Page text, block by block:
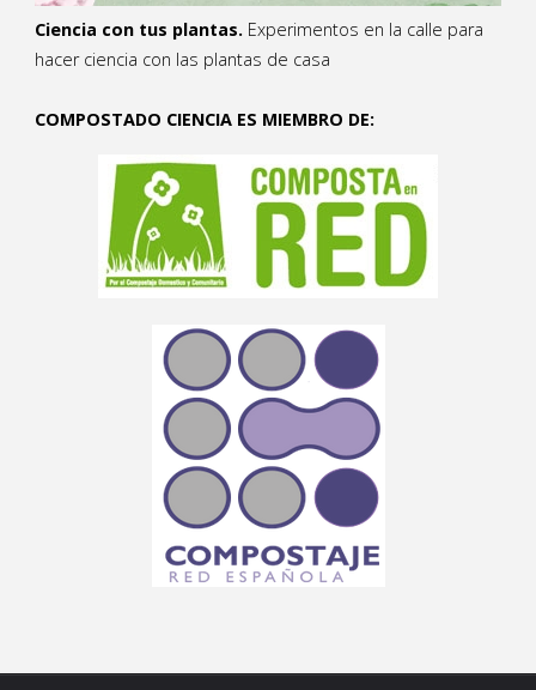
Ciencia con tus plantas. Experimentos en la calle para
hacer ciencia con las plantas de casa
COMPOSTADO CIENCIA ES MIEMBRO DE: